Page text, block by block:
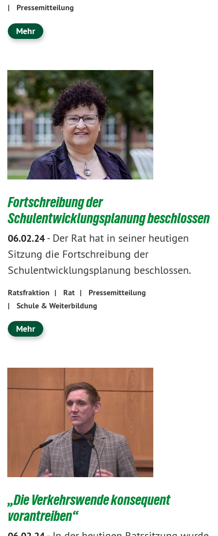
| Pressemitteilung
Mehr
Fortschreibung der
Schulentwicklungsplanung beschlossen
06.02.24- Der Rat hat in seiner heutigen
Sitzung die Fortschreibung der
Schulentwicklungsplanung beschlossen.
Ratsfraktion | Rat |
Pressemitteilung
|
Schule & Weiterbildung
Mehr
„Die Verkehrswende konsequent
vorantreiben“